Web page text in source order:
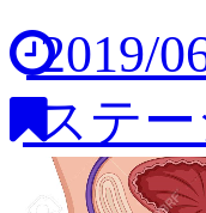
2019/
ステー